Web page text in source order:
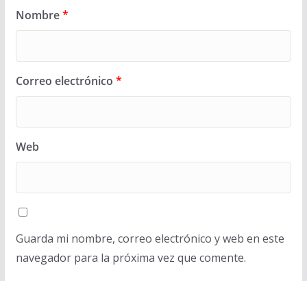
Nombre*
Correo electrónico *
Web
Guarda mi nombre, correo electrónico y web en este
navegador para la próxima vez que comente.